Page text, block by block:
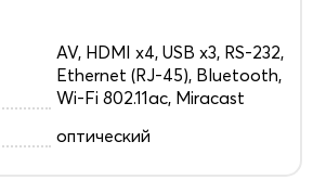
AV, HDMI x4, USB x3, RS-232,
Ethernet (RJ-45), Bluetooth,
Wi-Fi 802.11ac, Miracast
оптический